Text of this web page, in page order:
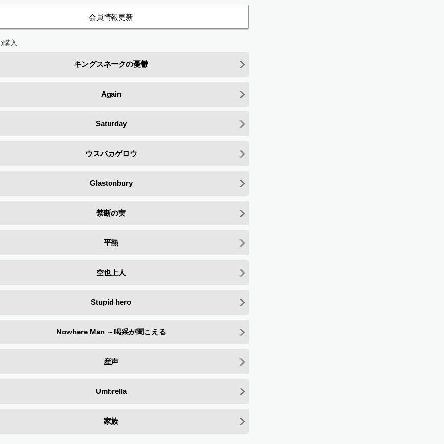
会員情報更新
購入
キングスネークの憂鬱
Again
Saturday
ウスバカゲロウ
Glastonbury
禁断の実
平熱
空也上人
Stupid hero
Nowhere Man ～喝采が聞こえる
産声
Umbrella
家族